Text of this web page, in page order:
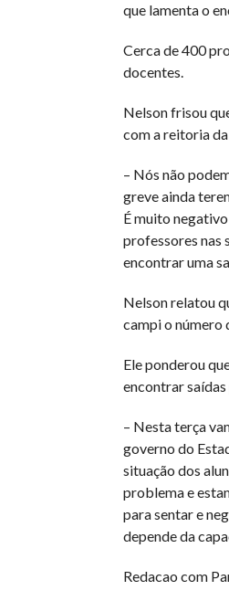
que lamenta o
Cerca de 400
docentes.
Nelson frisou
com a reitoria
– Nós não
greve ainda
É muito
professores nas
encontrar uma
Nelson relatou
campi o número
Ele ponderou
encontrar saídas
– Nesta terça
governo do
situação dos
problema e
para sentar e
depende da
Redacao com